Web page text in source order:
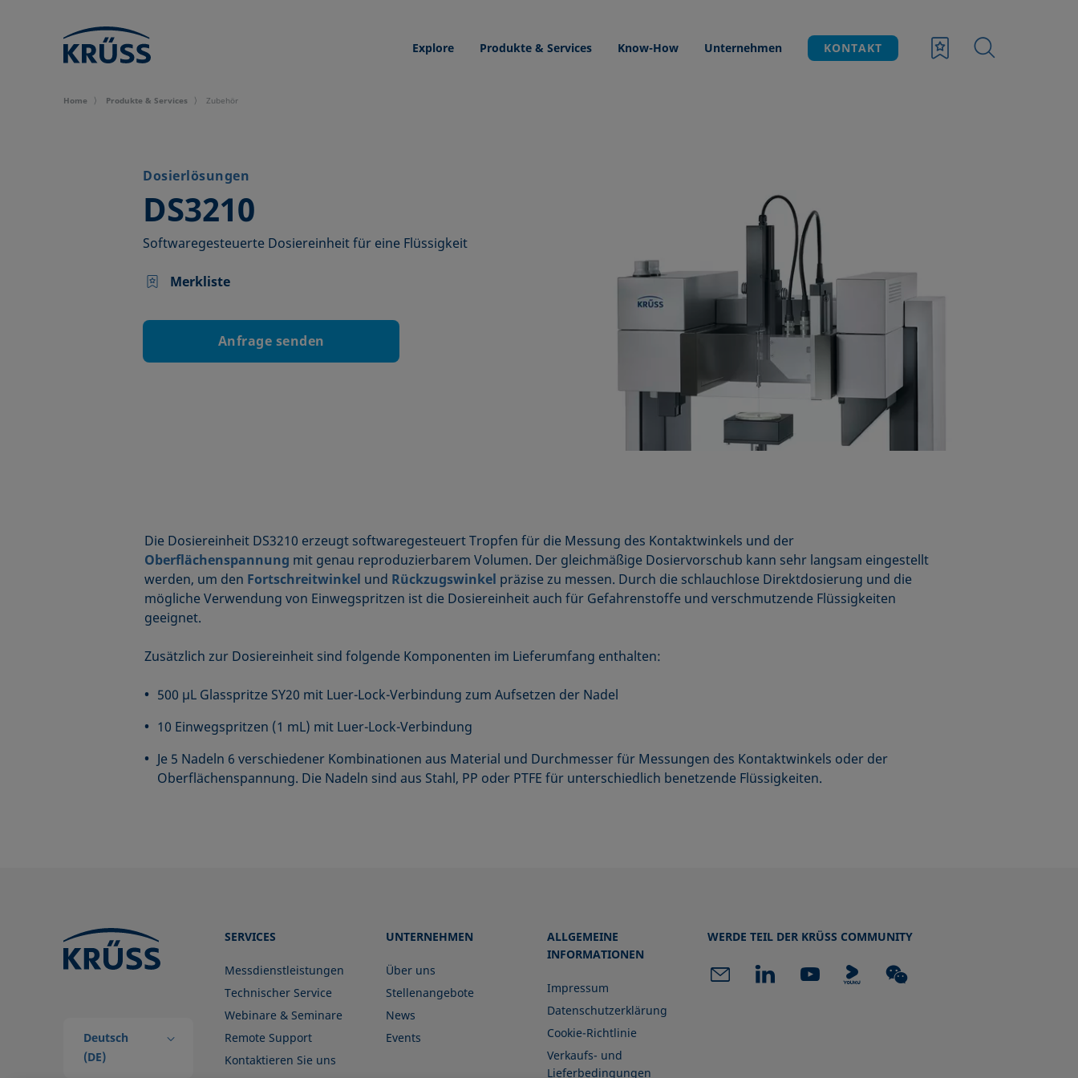
Explore Produkte & Services Know-How Unternehmen KONTAKT
Home Produkte & Services Zubehör
Dosierlösungen
DS3210
–
Softwaregesteuerte Dosiereinheit für eine Flüssigkeit
Merkliste
Anfrage senden
Die Dosiereinheit DS3210 erzeugt softwaregesteuert Tropfen für die Messung des Kontaktwinkels und der
Oberflächenspannung mit genau reproduzierbarem Volumen. Der gleichmäßige Dosiervorschub kann sehr langsam eingestellt
werden, um den Fortschreitwinkel und Rückzugswinkel präzise zu messen. Durch die schlauchlose Direktdosierung und die
mögliche Verwendung von Einwegspritzen ist die Dosiereinheit auch für Gefahrenstoffe und verschmutzende Flüssigkeiten
geeignet.
Zusätzlich zur Dosiereinheit sind folgende Komponenten im Lieferumfang enthalten:
500 µL Glasspritze SY20 mit Luer-Lock-Verbindung zum Aufsetzen der Nadel
10 Einwegspritzen (1 mL) mit Luer-Lock-Verbindung
Je 5 Nadeln 6 verschiedener Kombinationen aus Material und Durchmesser für Messungen des Kontaktwinkels oder der
Oberflächenspannung. Die Nadeln sind aus Stahl, PP oder PTFE für unterschiedlich benetzende Flüssigkeiten.
Deutsch
(DE)
SERVICES
Messdienstleistungen
Technischer Service
Webinare & Seminare
Remote Support
Kontaktieren Sie uns
UNTERNEHMEN
Über uns
Stellenangebote
News
Events
ALLGEMEINE
INFORMATIONEN
Impressum
Datenschutzerklärung
Cookie-Richtlinie
Verkaufs- und
Lieferbedingungen
WERDE TEIL DER KRÜSS COMMUNITY